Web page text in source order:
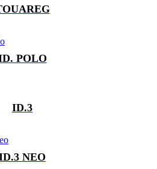
POLO
ID.3
NEO